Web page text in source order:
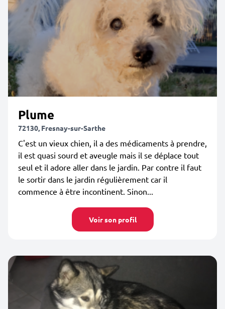
Plume
72130, Fresnay-sur-Sarthe
C'est un vieux chien, il a des médicaments à prendre,
il est quasi sourd et aveugle mais il se déplace tout
seul et il adore aller dans le jardin. Par contre il faut
le sortir dans le jardin régulièrement car il
commence à être incontinent. Sinon...
Voir son profil